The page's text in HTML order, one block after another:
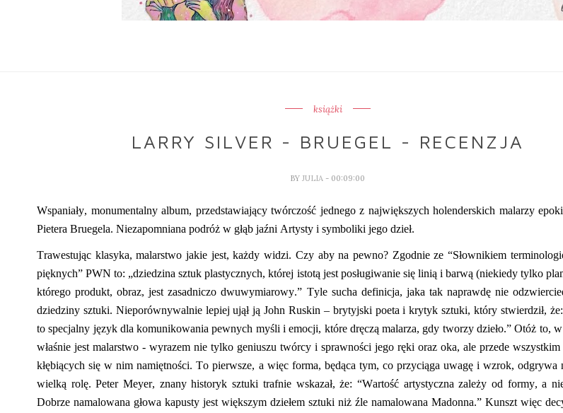
książki
LARRY SILVER - BRUEGEL - RECENZJA
BYJULIA - 00:09:00
Wspaniały, monumentalny album, przedstawiający twórczość jednego z największych holenderskich malarzy
Pietera Bruegela. Niezapomniana podróż w głąb jaźni Artysty i symboliki jego dzieł.
Trawestując klasyka, malarstwo jakie jest, każdy widzi. Czy aby na pewno? Zgodnie ze “Słownikiem
pięknych” PWN to: „dziedzina sztuk plastycznych, której istotą jest posługiwanie się linią i barwą (niekiedy tylko
którego produkt, obraz, jest zasadniczo dwuwymiarowy.” Tyle sucha definicja, jaka tak naprawdę nie
dziedziny sztuki. Nieporównywalnie lepiej ujął ją John Ruskin – brytyjski poeta i krytyk sztuki, który stwierdził, że:
to specjalny język dla komunikowania pewnych myśli i emocji, które dręczą malarza, gdy tworzy dzieło.” Otóż to,
właśnie jest malarstwo - wyrazem nie tylko geniuszu twórcy i sprawności jego ręki oraz oka, ale przede
kłębiących się w nim namiętności. To pierwsze, a więc forma, będąca tym, co przyciąga uwagę i wzrok, odgrywa
wielką rolę. Peter Meyer, znany historyk sztuki trafnie wskazał, że: “Wartość artystyczna zależy od formy, a
Dobrze namalowana głowa kapusty jest większym dziełemsztuki niż źle namalowana Madonna.” Kunszt więc